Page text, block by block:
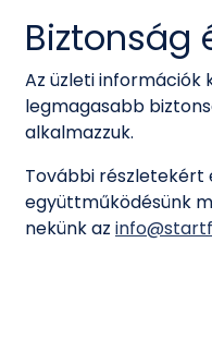
Biztonság
Az üzleti információk
legmagasabb
alkalmazzuk.
További részletekért
együttműködésünk
nekünk az